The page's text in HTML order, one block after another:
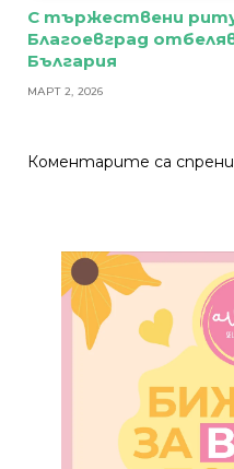
С тържествени
Благоевград
България
МАРТ 2, 2026
Коментарите са